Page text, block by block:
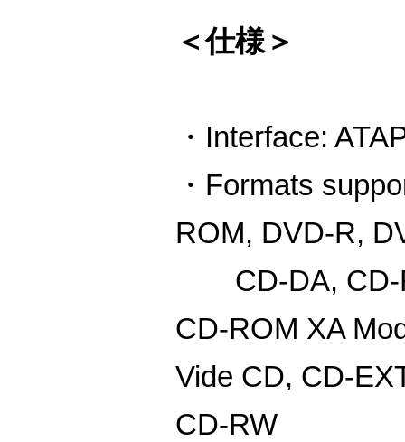
＜仕様＞
・Interface:
・Formats
ROM, DVD-R,
CD-DA, CD-
CD-ROM XA
Vide CD, CD-
CD-RW